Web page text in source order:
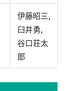
伊藤昭三,
臼井勇,
谷口荘太
郎